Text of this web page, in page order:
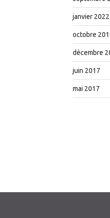
janvier 2022
octobre
décembre
juin 2017
mai 2017